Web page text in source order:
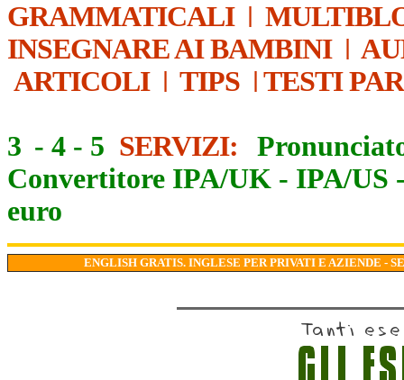
GRAMMATICALI|
INSEGNARE AI BAMBINI|
ARTICOLI| TIPS | TESTI
3 - 4 - 5 SERVIZI:
Convertitore IPA/UK - IPA/US
euro
ENGLISH GRATIS. INGLESE PER PRIVATI E AZIENDE -